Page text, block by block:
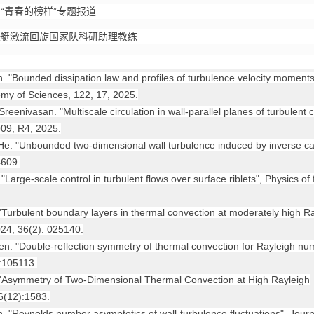
的榜样”专题报道
流回旋国家队科研助理教练
dissipation law and profiles of turbulence velocity
of Sciences, 122, 17, 2025.
"Multiscale circulation in wall-parallel planes of turbulent
R4, 2025.
two-dimensional wall turbulence induced by inverse
scale control in turbulent flows over surface riblets", Physics of
boundary layers in thermal convection at moderately high
36(2): 025140.
reflection symmetry of thermal convection for Rayleigh
of Two-Dimensional Thermal Convection at High Rayleigh